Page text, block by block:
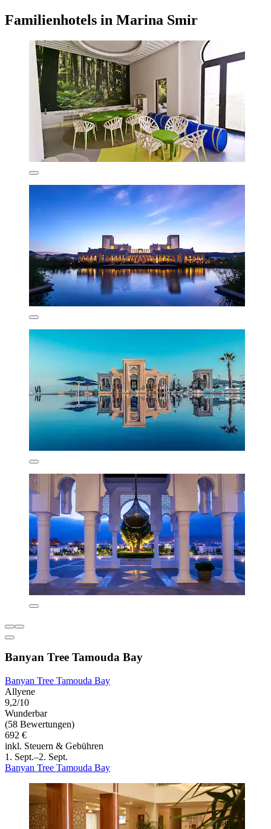
Familienhotels in Marina Smir
Banyan Tree Tamouda Bay
Banyan Tree Tamouda Bay
Allyene
9,2/10
Wunderbar
(58 Bewertungen)
692 €
inkl. Steuern & Gebühren
1. Sept.–2. Sept.
Banyan Tree Tamouda Bay